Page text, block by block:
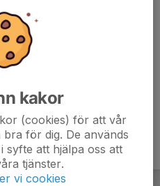
kakor
(cookies) för att vår
för dig. De används
syfte att hjälpa oss att
tjänster.
vi cookies